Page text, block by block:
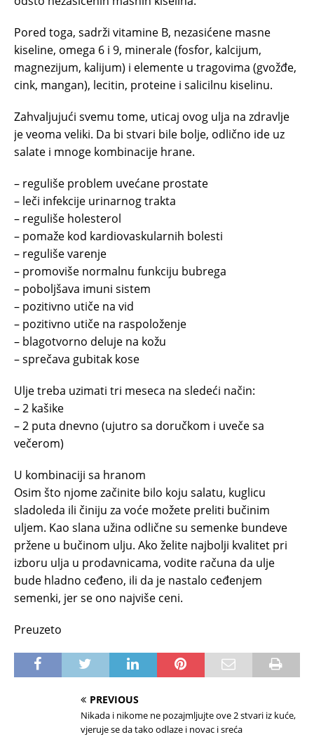
Pored toga, sadrži vitamine B, nezasićene masne
kiseline, omega 6 i 9, minerale (fosfor, kalcijum,
magnezijum, kalijum) i elemente u tragovima (gvožđe,
cink, mangan), lecitin, proteine i salicilnu kiselinu.
Zahvaljujući svemu tome, uticaj ovog ulja na zdravlje
je veoma veliki. Da bi stvari bile bolje, odlično ide uz
salate i mnoge kombinacije hrane.
– reguliše problem uvećane prostate
– leči infekcije urinarnog trakta
– reguliše holesterol
– pomaže kod kardiovaskularnih bolesti
– reguliše varenje
– promoviše normalnu funkciju bubrega
– poboljšava imuni sistem
– pozitivno utiče na vid
– pozitivno utiče na raspoloženje
– blagotvorno deluje na kožu
– sprečava gubitak kose
Ulje treba uzimati tri meseca na sledeći način:
– 2 kašike
– 2 puta dnevno (ujutro sa doručkom i uveče sa
večerom)
U kombinaciji sa hranom
Osim što njome začinite bilo koju salatu, kuglicu
sladoleda ili činiju za voće možete preliti bučinim
uljem. Kao slana užina odlične su semenke bundeve
pržene u bučinom ulju. Ako želite najbolji kvalitet pri
izboru ulja u prodavnicama, vodite računa da ulje
bude hladno ceđeno, ili da je nastalo ceđenjem
semenki, jer se ono najviše ceni.
Preuzeto
PREVIOUS
Nikada i nikome ne pozajmljujte ove 2 stvari iz kuće,
vjeruje se da tako odlaze i novac i sreća